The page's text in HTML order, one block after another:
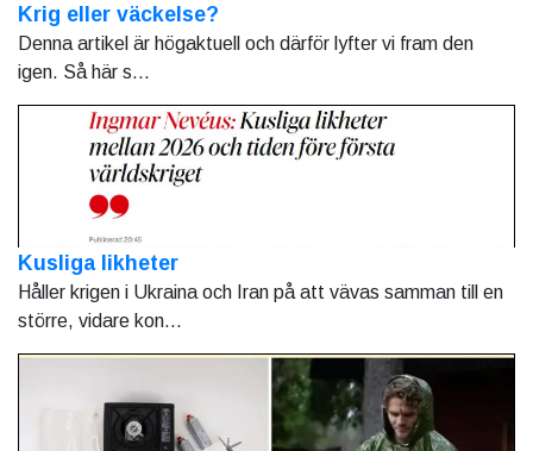
Krig eller väckelse?
Denna artikel är högaktuell och därför lyfter vi fram den
igen. Så här s...
Kusliga likheter
Håller krigen i Ukraina och Iran på att vävas samman till en
större, vidare kon...